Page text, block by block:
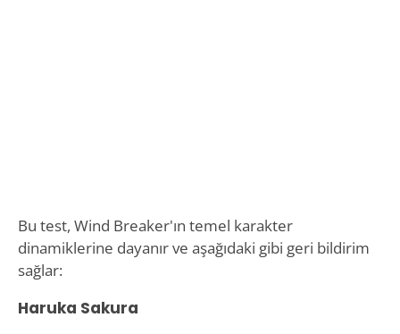
Bu test, Wind Breaker'ın temel karakter
dinamiklerine dayanır ve aşağıdaki gibi geri bildirim
sağlar:
Haruka Sakura